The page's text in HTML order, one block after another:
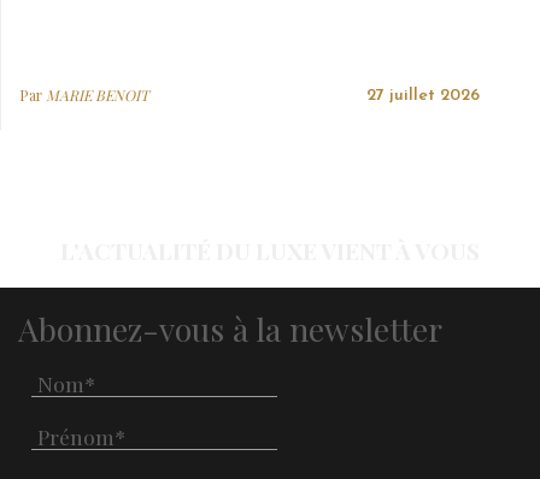
Par MARIE BENOIT 27 juillet 2026
Abonnez-vous à la newsletter